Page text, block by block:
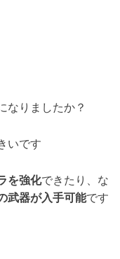
なりましたか？
いです
を強化できたり、な
武器が入手可能です